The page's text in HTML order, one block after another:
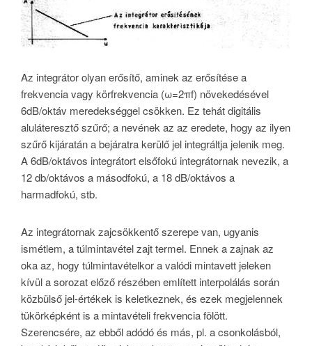
Az integrátor olyan erősítő, aminek az erősítése a
frekvencia vagy körfrekvencia (ω=2πf) növekedésével
6dB/oktáv meredekséggel csökken. Ez tehát digitális
aluláteresztő szűrő; a nevének az az eredete, hogy az ilyen
szűrő kijáratán a bejáratra kerülő jel integráltja jelenik meg.
A 6dB/oktávos integrátort elsőfokú integrátornak nevezik, a
12 db/oktávos a másodfokú, a 18 dB/oktávos a
harmadfokú, stb.
Az integrátornak zajcsökkentő szerepe van, ugyanis
ismétlem, a túlmintavétel zajt termel. Ennek a zajnak az
oka az, hogy túlmintavételkor a valódi mintavett jeleken
kívül a sorozat előző részében említett interpolálás során
közbülső jel-értékek is keletkeznek, és ezek megjelennek
tükörképként is a mintavételi frekvencia fölött.
Szerencsére, az ebből adódó és más, pl. a csonkolásból,